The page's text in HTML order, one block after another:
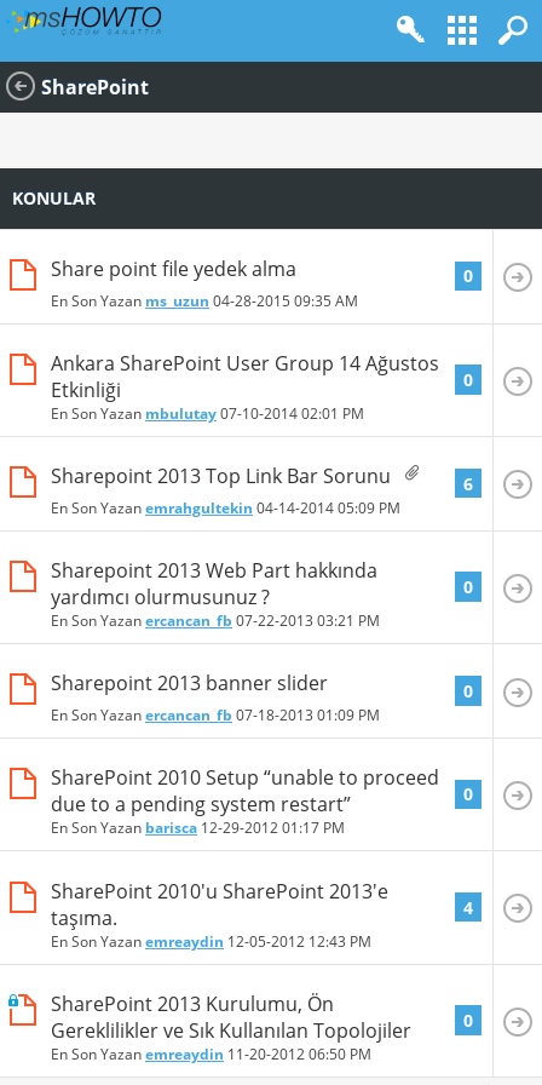
SharePoint
KONULAR
Share point file yedek alma
En Son Yazan ms_uzun 04-28-2015 09:35 AM
0
Ankara SharePoint User Group 14 Ağustos
Etkinliği
En Son Yazan mbulutay07-10-201402:01 PM
0
Sharepoint 2013 Top Link Bar Sorunu
En Son Yazanemrahgultekin 04-14-201405:09 PM
6
Sharepoint 2013 Web Part hakkında
yardımcı olurmusunuz ?
En Son Yazanercancan_fb 07-22-2013 03:21 PM
0
Sharepoint 2013 banner slider
En Son Yazanercancan_fb 07-18-2013 01:09 PM
0
SharePoint 2010 Setup “unable to proceed
due to a pending system restart”
En Son Yazan barisca 12-29-201201:17 PM
0
SharePoint 2010'u SharePoint 2013'e
taşıma.
En Son Yazanemreaydin 12-05-2012 12:43 PM
4
SharePoint 2013 Kurulumu, Ön
Gereklilikler ve Sık Kullanılan Topolojiler
En Son Yazanemreaydin 11-20-201206:50 PM
0